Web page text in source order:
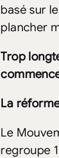
basé sur
plancher
Trop
La
Le
regroupe